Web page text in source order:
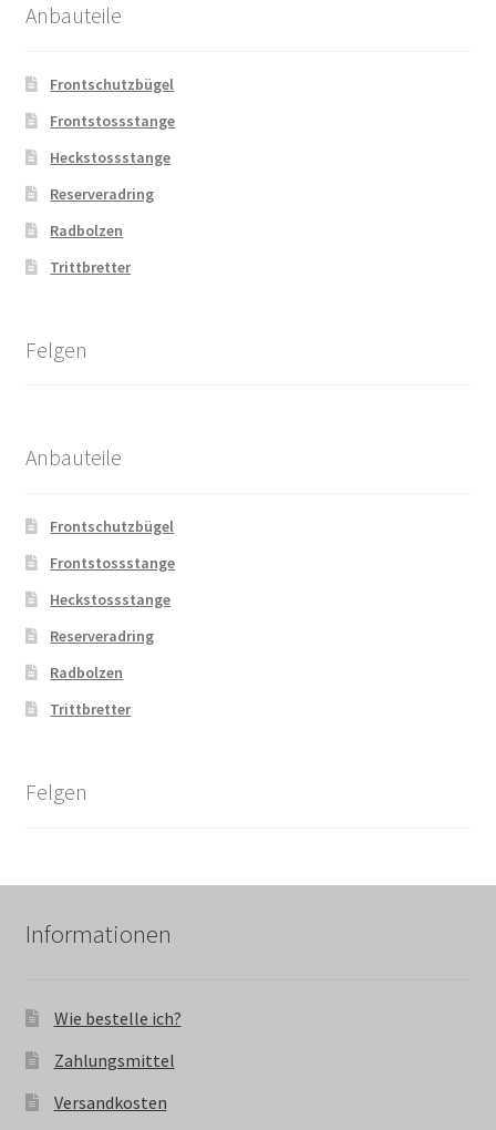
Anbauteile
Frontschutzbügel
Frontstossstange
Heckstossstange
Reserveradring
Radbolzen
Trittbretter
Felgen
Anbauteile
Frontschutzbügel
Frontstossstange
Heckstossstange
Reserveradring
Radbolzen
Trittbretter
Felgen
Informationen
Wie bestelle ich?
Zahlungsmittel
Versandkosten